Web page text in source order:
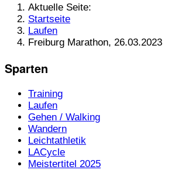
Aktuelle Seite:
Startseite
Laufen
Freiburg Marathon, 26.03.2023
Sparten
Training
Laufen
Gehen / Walking
Wandern
Leichtathletik
LACycle
Meistertitel 2025